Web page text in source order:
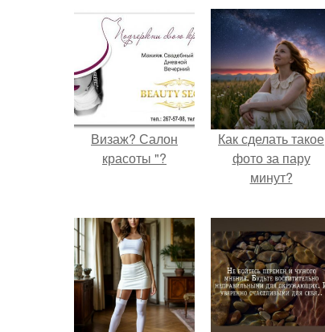
Визаж? Салон
красоты "?
Как сделать такое
фото за пару
минут?